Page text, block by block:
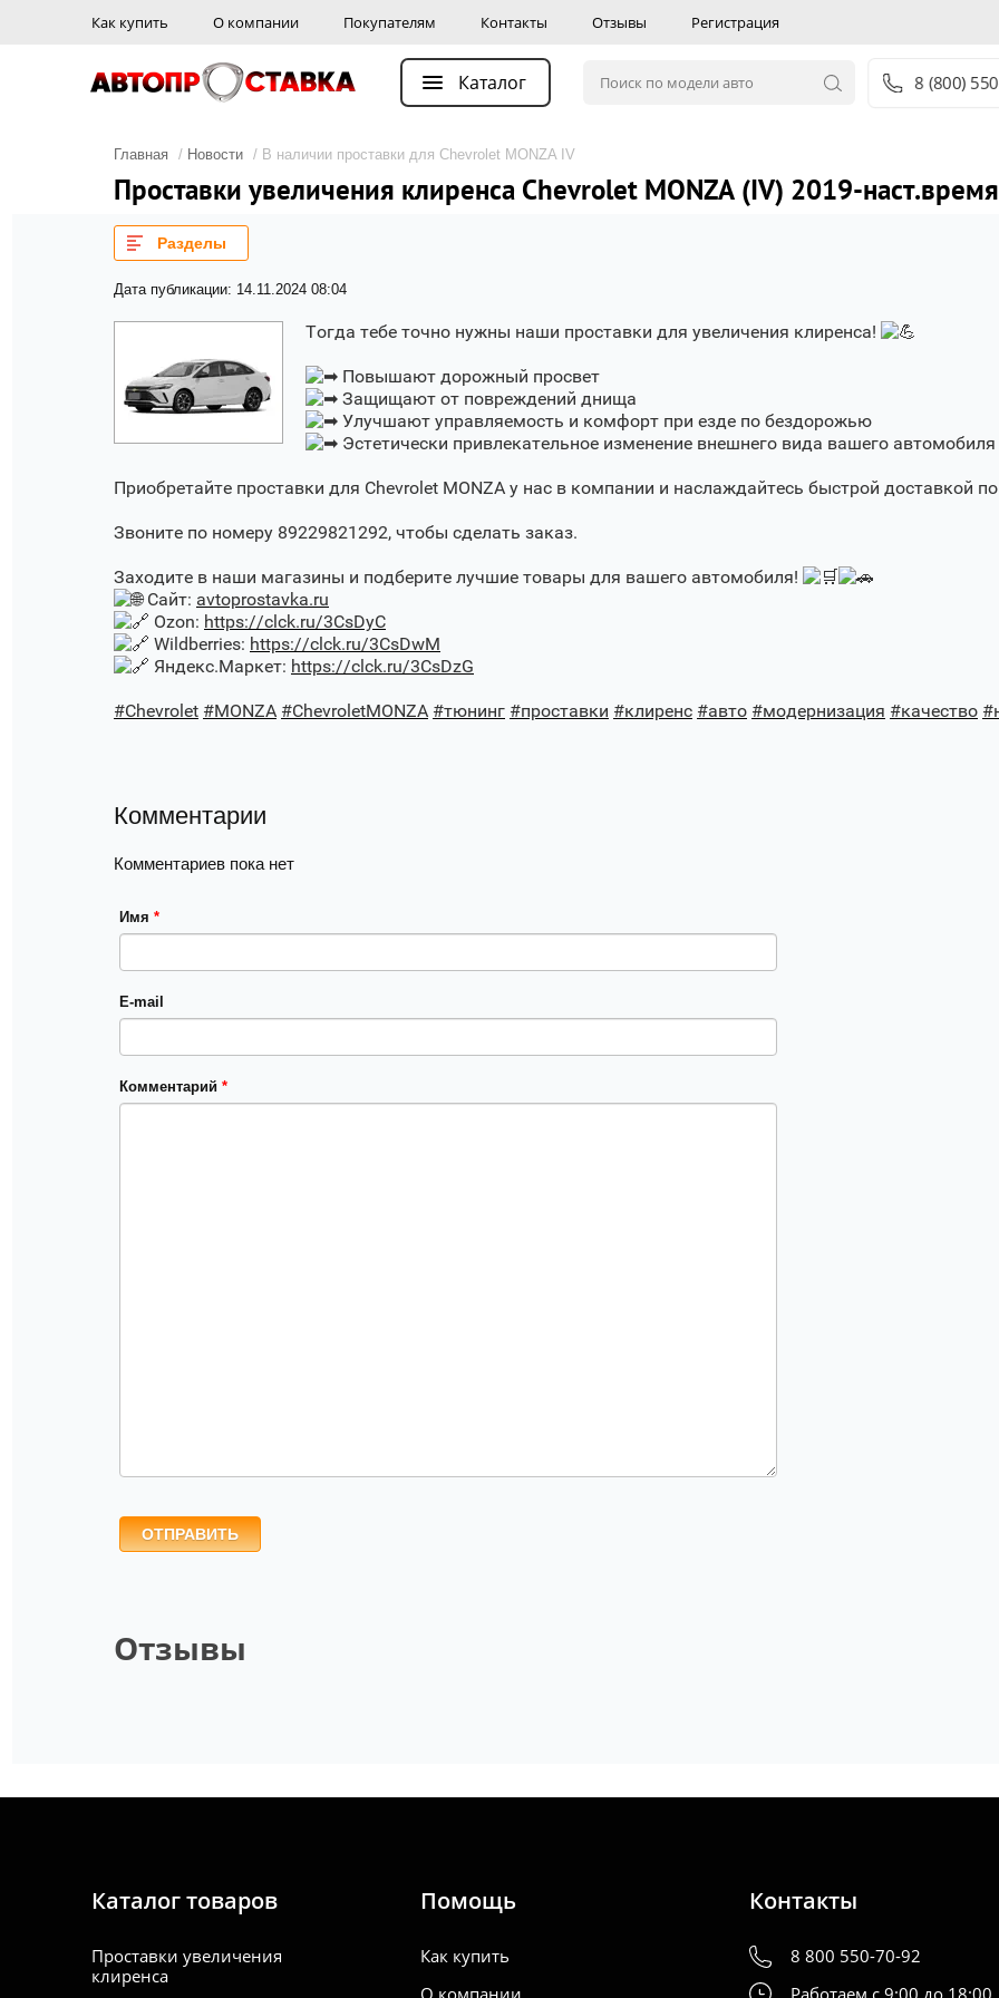
Как купить О компании Покупателям Контакты Отзывы Регистрация
Каталог 8 (800)
Главная / Новости / В наличии проставки для Chevrolet MONZA IV
Проставки увеличения клиренса Chevrolet MONZA (IV) 2019-наст.время
Разделы
Дата публикации: 14.11.2024 08:04
Тогда тебе точно нужны наши проставки для увеличения клиренса!
Повышают дорожный просвет
Защищают от повреждений днища
Улучшают управляемость и комфорт при езде по бездорожью
Эстетически привлекательное изменение внешнего вида вашего автомобиля
Приобретайте проставки для Chevrolet MONZA у нас в компании и наслаждайтесь быстрой доставкой
Звоните по номеру 89229821292, чтобы сделать заказ.
Заходите в наши магазины и подберите лучшие товары для вашего автомобиля!
Сайт: avtoprostavka.ru
Ozon: https://clck.ru/3CsDyC
Wildberries: https://clck.ru/3CsDwM
Яндекс.Маркет: https://clck.ru/3CsDzG
#Chevrolet #MONZA #ChevroletMONZA #тюнинг #проставки #клиренс #авто #модернизация #качество
Комментарии
Комментариев пока нет
Имя *
E-mail
Комментарий *
ОТПРАВИТЬ
Отзывы
Каталог товаров
Проставки увеличения
клиренса
Помощь
Как купить
О компании
Контакты
8 800 550-70-92
Работаем с 9:00 до 18:00